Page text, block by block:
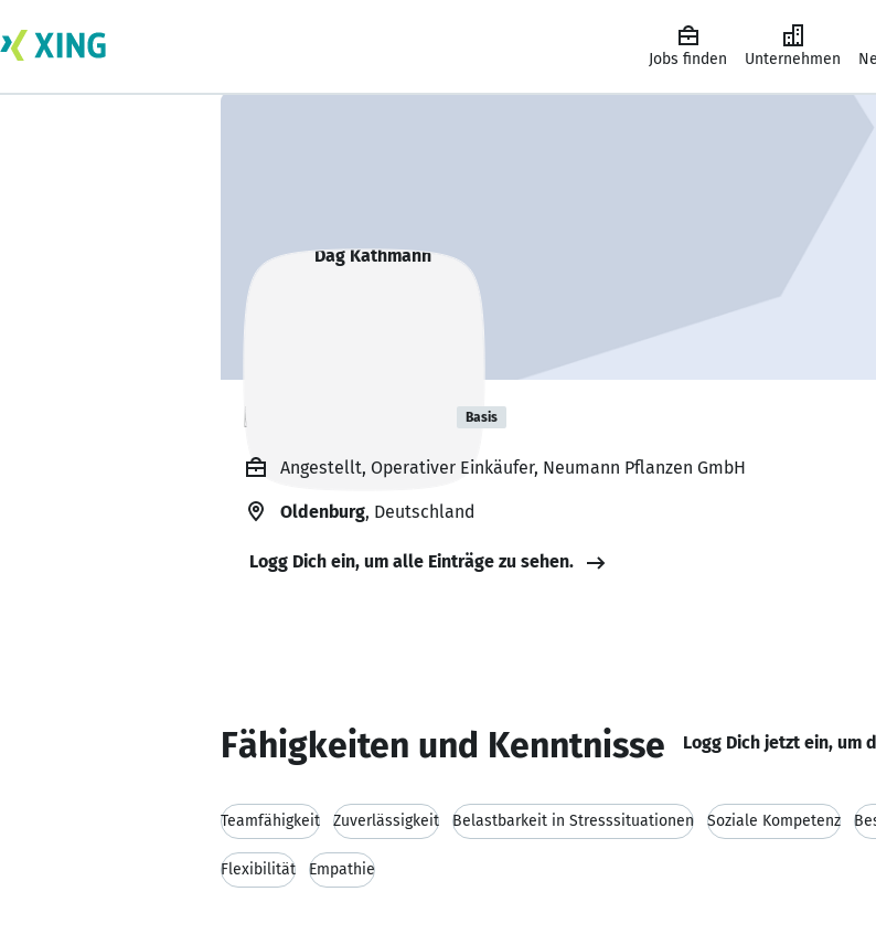
Jobs finden Unternehmen
Dag Kathmann Basis
Angestellt, Operativer Einkäufer, Neumann Pflanzen GmbH
Oldenburg, Deutschland
Logg Dich ein, um alle Einträge zu sehen.
Fähigkeiten und Kenntnisse Logg Dich jetzt ein, um
Teamfähigkeit Zuverlässigkeit Belastbarkeit in Stresssituationen Soziale Kompetenz
Flexibilität Empathie